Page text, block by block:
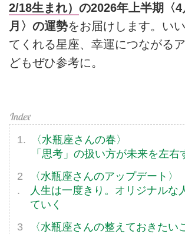
2/18生まれ） の2026年上半期〈
月〉の運勢をお届けします。い
てくれる星座、幸運につながる
どもぜひ参考に。
〈水瓶座さんの春〉
「思考」の扱い方が未来を左右
〈水瓶座さんのアップデート〉
人生は一度きり。オリジナルな
ていく
〈水瓶座さんの整えておきたい